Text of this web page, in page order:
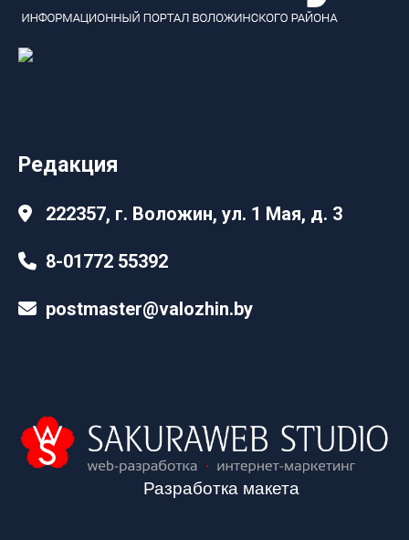
Редакция
222357, г. Воложин, ул. 1 Мая, д. 3
8-01772 55392
postmaster@valozhin.by
Разработка макета